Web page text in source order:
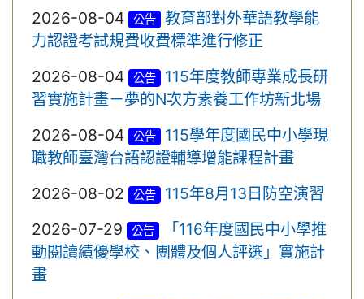
2026-08-04
公告
教育部對外華語教學能
力認證考試規費收費標準進行修正
2026-08-04
公告
115年度教師專業成長研
習實施計畫－夢的N次方素養工作坊新北場
2026-08-04
公告
115學年度國民中小學現
職教師臺灣台語認證輔導增能課程計畫
2026-08-02
公告
115年8月13日防空演習
2026-07-29
公告
「116年度國民中小學推
動閱讀績優學校、團體及個人評選」實施計
畫